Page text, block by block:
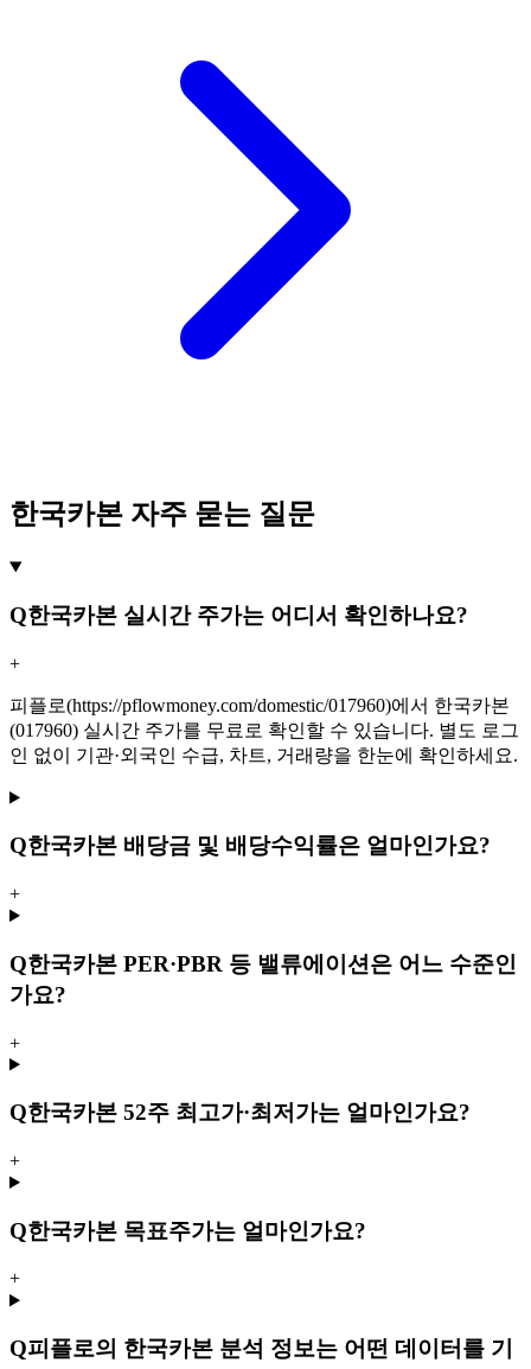
한국카본 자주 묻는 질문
Q한국카본 실시간 주가는 어디서 확인하나요?
+
피플로(https://pflowmoney.com/domestic/017960)에서 한국카본
(017960) 실시간 주가를 무료로 확인할 수 있습니다. 별도 로그
인 없이 기관·외국인 수급, 차트, 거래량을 한눈에 확인하세요.
Q한국카본 배당금 및 배당수익률은 얼마인가요?
+
Q한국카본 PER·PBR 등 밸류에이션은 어느 수준인
가요?
+
Q한국카본 52주 최고가·최저가는 얼마인가요?
+
Q한국카본 목표주가는 얼마인가요?
+
Q피플로의 한국카본 분석 정보는 어떤 데이터를 기